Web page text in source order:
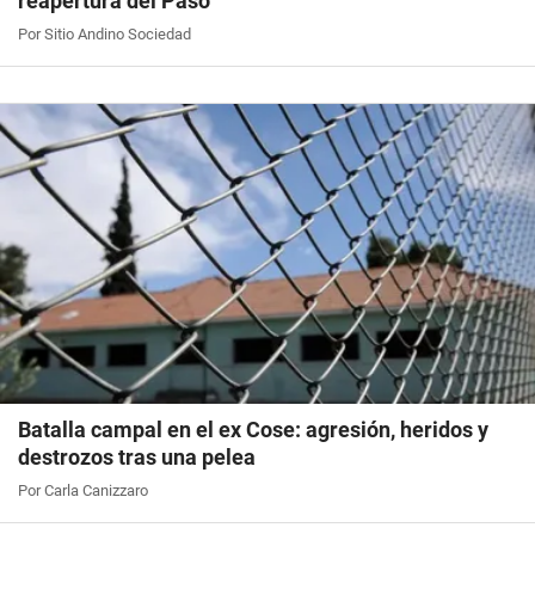
Por Sitio Andino Sociedad
Batalla campal en el ex Cose: agresión, heridos y
destrozos tras una pelea
Por Carla Canizzaro